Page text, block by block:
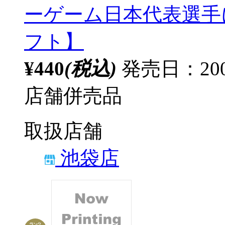
ーゲーム日本代表選
フト】
¥440(税込) 発売日：
店舗併売品
取扱店舗
池袋店